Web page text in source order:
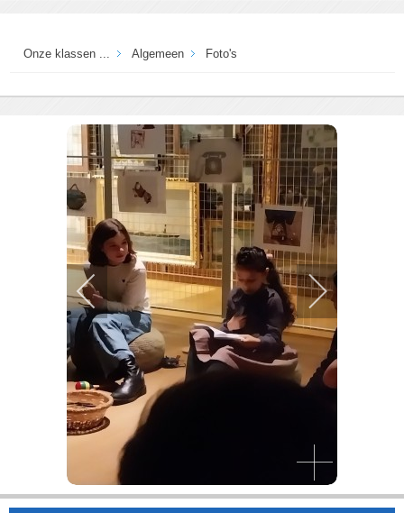
Onze klassen ... Algemeen Foto's